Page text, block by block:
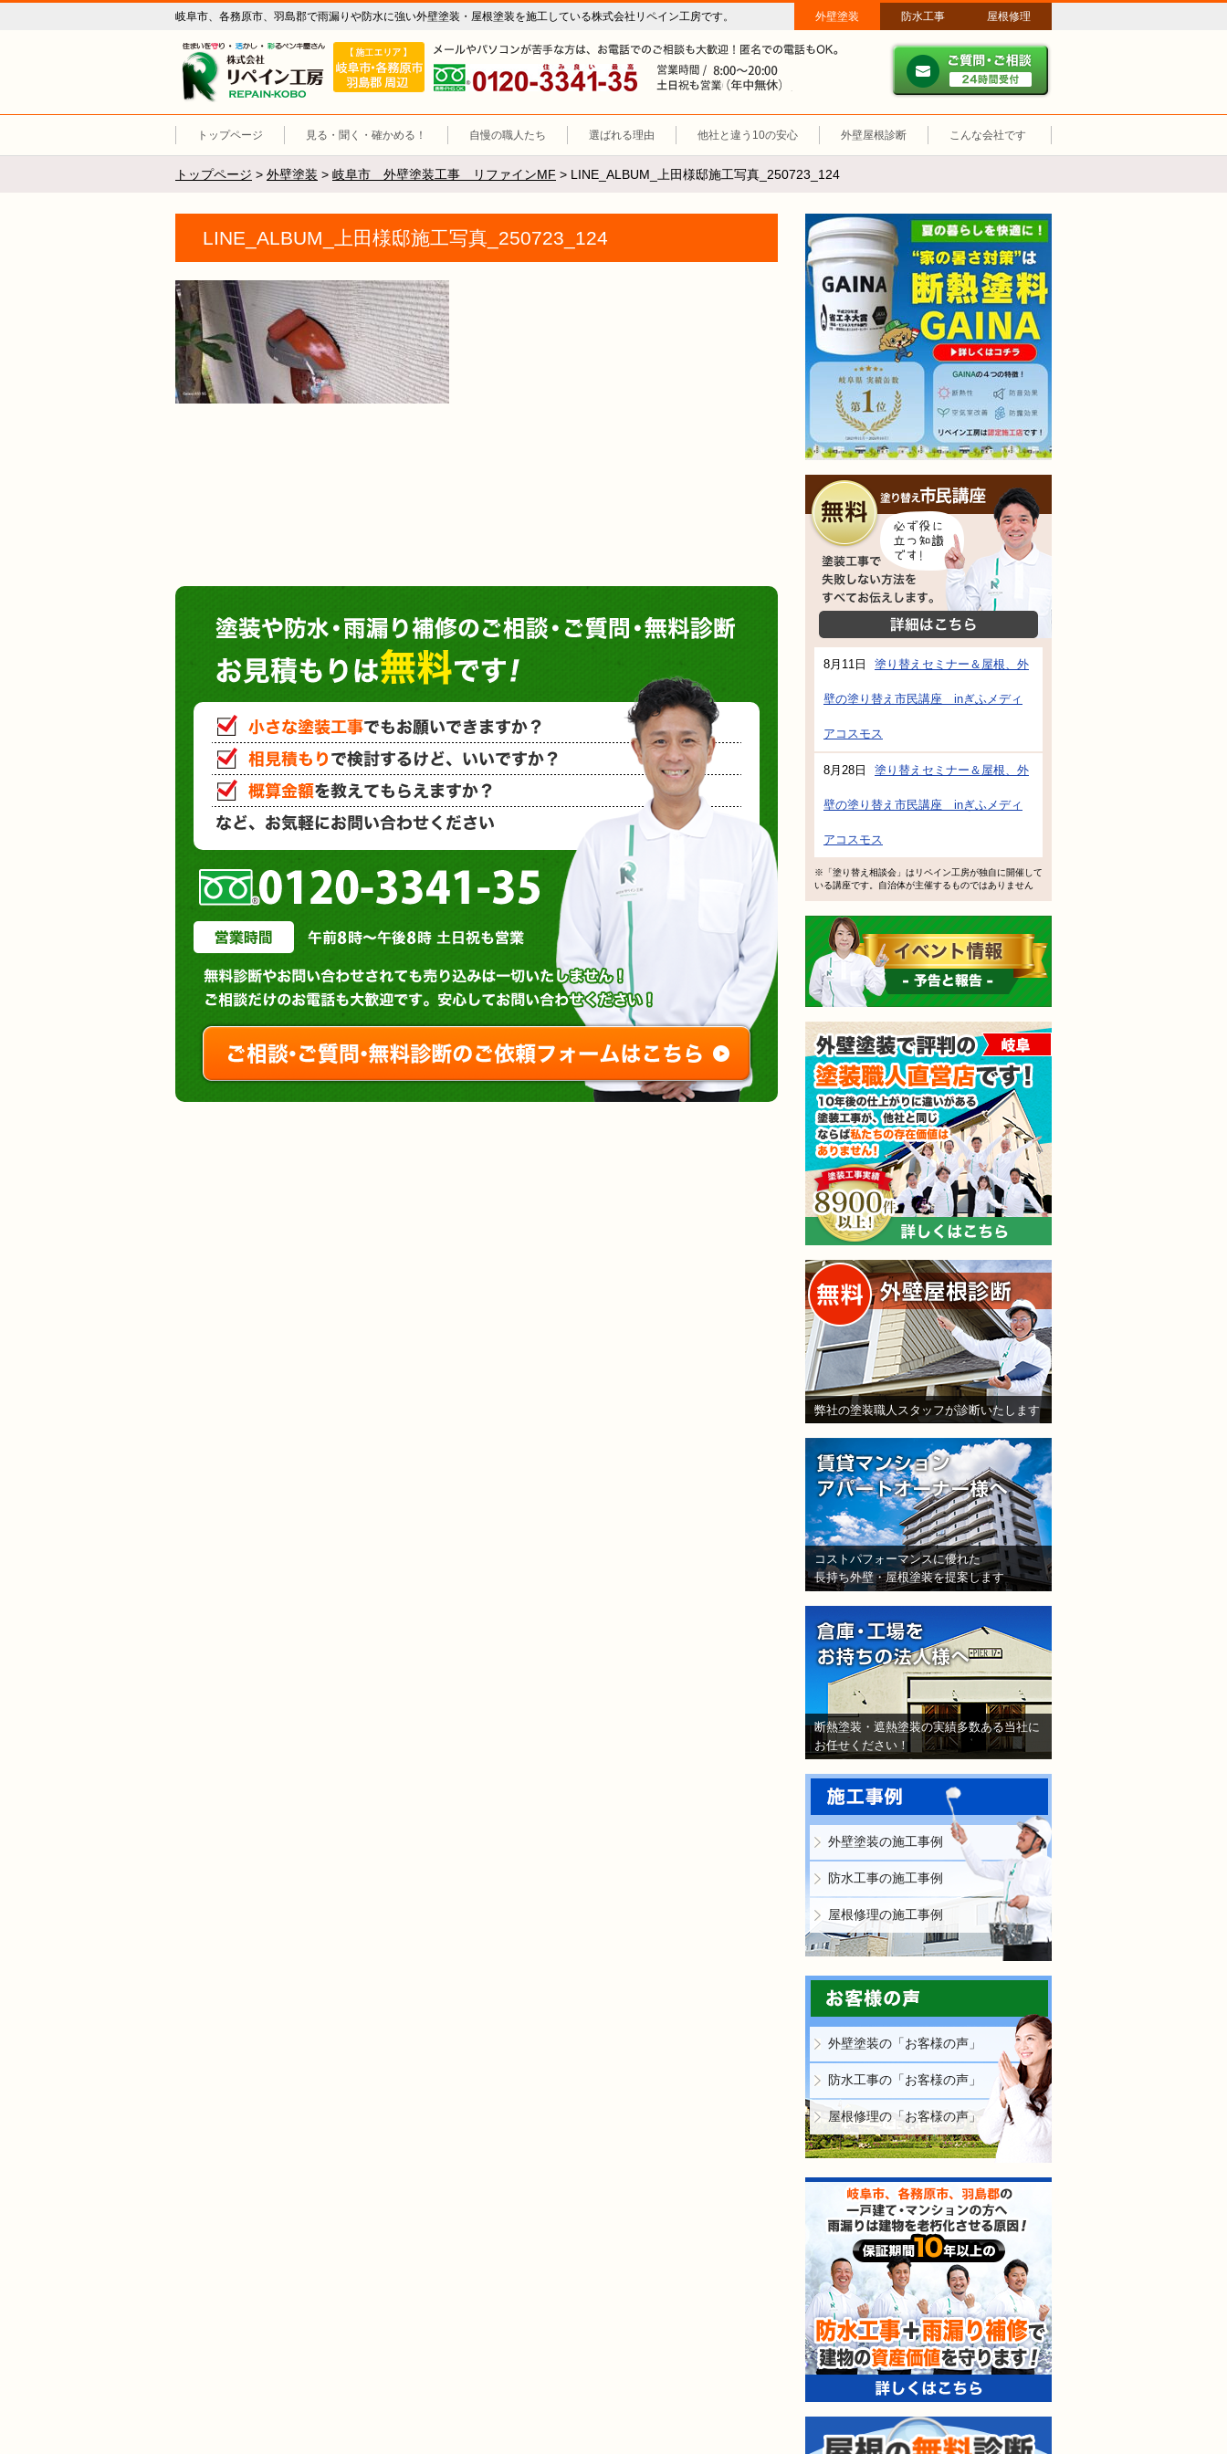
岐阜市、各務原市、羽島郡で雨漏りや防水に強い外壁塗装・屋根塗装を施工している株式会社リペイン工房です。 外壁塗装 防水工事 屋根修理
リペイン工房（外壁塗装・屋根塗装・雨漏り修理・防水工事）
施工エリア 岐阜市、各務原市、羽島郡。
メールやパソコンが苦手な方は、お電話でのご相談も大歓迎！匿名での
0120-3341-35
営業時間：午前8時～午後8時 年中無休、土日祝も営業しています。
トップページ 見る・聞く・確かめる！ 自慢の職人たち 選ばれる理由 他社と違う10の安心 外壁屋根診断 こんな会社です
トップページ > 外壁塗装 > 岐阜市 外壁塗装工事 リファインMF > LINE_ALBUM_上田様邸施工写真_250723_124
LINE_ALBUM_上田様邸施工写真_250723_124
塗装工事で失敗しない方法をすべてお伝え
8月11日 塗り替えセミナー＆屋根、外
壁の塗り替え市民講座 inぎふメディ
アコスモス
8月28日 塗り替えセミナー＆屋根、外
壁の塗り替え市民講座 inぎふメディ
アコスモス
※「塗り替え相談会」はリペイン工房が独自に開催して
いる講座です。自治体が主催するものではありません
弊社の塗装職人スタッフが診断いたします
コストパフォーマンスに優れた
長持ち外壁・屋根塗装を提案します
断熱塗装・遮熱塗装の実績多数ある当社に
お任せください！
外壁塗装の施工事例
防水工事の施工事例
屋根修理の施工事例
外壁塗装の「お客様の声」
防水工事の「お客様の声」
屋根修理の「お客様の声」
塗装や防水・雨漏り補修のご相談・ご質問・無
相見積もりで検討するけど、いいですか？
など、お気軽にお問い合わせください。
0120-3341-35
営業時間 : 午前8時～午後8時 土日祝も営業
無料診断やお問い合わせされても売り込みは一切いたしません！ ご相談だけのお電話
ご相談・ご質問・無料診断のご依頼フォームはこちら